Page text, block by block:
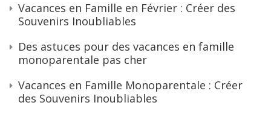
Vacances en Famille en Février : Créer des
Souvenirs Inoubliables
Des astuces pour des vacances en famille
monoparentale pas cher
Vacances en Famille Monoparentale : Créer
des Souvenirs Inoubliables